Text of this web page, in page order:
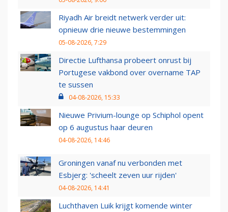
Riyadh Air breidt netwerk verder uit:
opnieuw drie nieuwe bestemmingen
05-08-2026, 7:29
Directie Lufthansa probeert onrust bij
Portugese vakbond over overname TAP
te sussen
04-08-2026, 15:33
Nieuwe Privium-lounge op Schiphol opent
op 6 augustus haar deuren
04-08-2026, 14:46
Groningen vanaf nu verbonden met
Esbjerg: 'scheelt zeven uur rijden'
04-08-2026, 14:41
Luchthaven Luik krijgt komende winter